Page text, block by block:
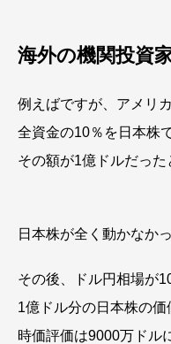
海外の機関投資
例えばですが、アメリ
全資金の10％を日本株
その額が1億ドルだった
日本株が全く動かなか
その後、ドル円相場が
1億ドル分の日本株の価
時価評価は9000万ドル